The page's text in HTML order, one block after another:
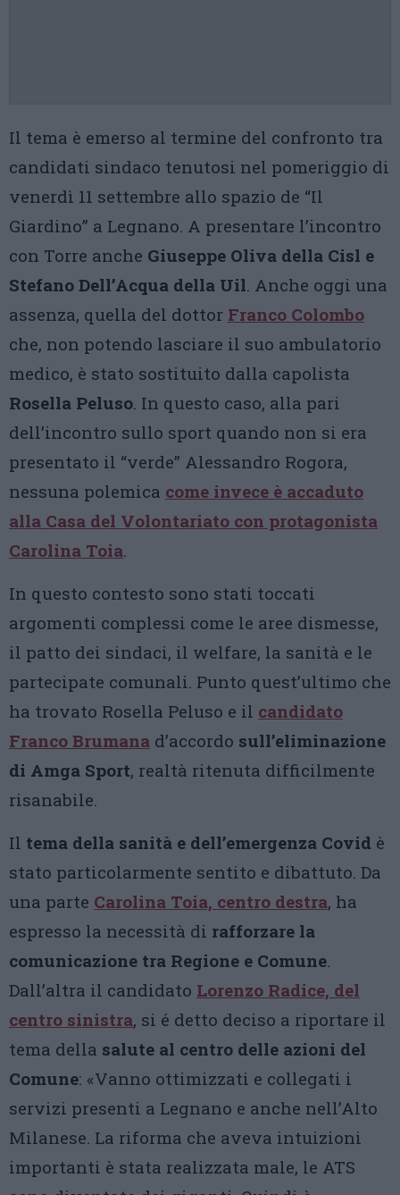
Il tema è emerso al termine del confronto tra
candidati sindaco tenutosi nel pomeriggio di
venerdì 11 settembre allo spazio de “Il
Giardino” a Legnano. A presentare l’incontro
con Torre anche Giuseppe Oliva della Cisl e
Stefano Dell’Acqua della Uil. Anche oggi una
assenza, quella del dottor Franco Colombo
che, non potendo lasciare il suo ambulatorio
medico, è stato sostituito dalla capolista
Rosella Peluso. In questo caso, alla pari
dell’incontro sullo sport quando non si era
presentato il “verde” Alessandro Rogora,
nessuna polemica come invece è accaduto
alla Casa del Volontariato con protagonista
Carolina Toia.
In questo contesto sono stati toccati
argomenti complessi come le aree dismesse,
il patto dei sindaci, il welfare, la sanità e le
partecipate comunali. Punto quest’ultimo che
ha trovato Rosella Peluso e il candidato
Franco Brumana d’accordo sull’eliminazione
di Amga Sport, realtà ritenuta difficilmente
risanabile.
Il tema della sanità e dell’emergenza Covid è
stato particolarmente sentito e dibattuto. Da
una parte Carolina Toia, centro destra, ha
espresso la necessità di rafforzare la
comunicazione tra Regione e Comune.
Dall’altra il candidato Lorenzo Radice, del
centro sinistra, si é detto deciso a riportare il
tema della salute al centro delle azioni del
Comune: «Vanno ottimizzati e collegati i
servizi presenti a Legnano e anche nell’Alto
Milanese. La riforma che aveva intuizioni
importanti è stata realizzata male, le ATS